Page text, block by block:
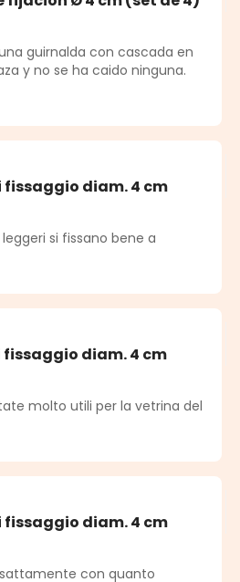
5 su 5 stelle
guirnalda con cascada en
y no se ha caido ninguna.
fissaggio diam. 4 cm
4 su 5 stellesi fissano bene a
fissaggio diam. 4 cm
5 su 5 stelle
molto utili per la vetrina del
fissaggio diam. 4 cm
4 su 5 stellecon quanto